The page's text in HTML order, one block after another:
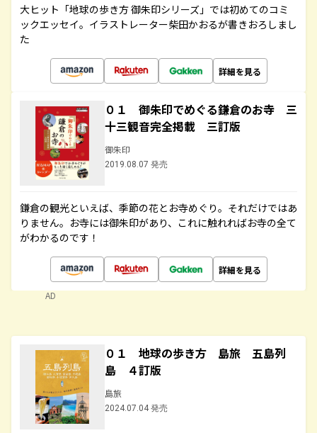
大ヒット「地球の歩き方 御朱印シリーズ」では初めてのコミ
ックエッセイ。イラストレーター柴田かおるが書きおろしまし
た
詳細を見る
０１ 御朱印でめぐる鎌倉のお寺 三
十三観音完全掲載 三訂版
御朱印
2019.08.07 発売
鎌倉の観光といえば、季節の花とお寺めぐり。それだけではあ
りません。お寺には御朱印があり、これに触れればお寺の全て
がわかるのです！
詳細を見る
AD
０１ 地球の歩き方 島旅 五島列
島 ４訂版
島旅
2024.07.04 発売